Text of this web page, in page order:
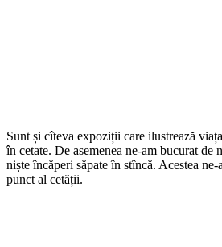
Sunt și cîteva expoziții care ilustrează
în cetate. De asemenea ne-am bucurat
niște încăperi săpate în stîncă. Acestea
punct al cetății.